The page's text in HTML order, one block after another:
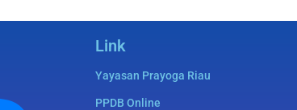
Link
Yayasan Prayoga Riau
PPDB Online